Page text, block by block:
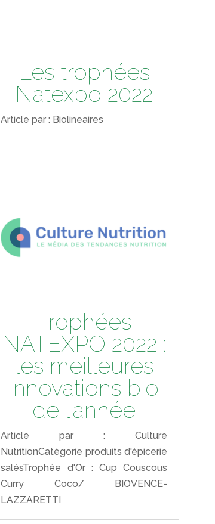
Les trophées
Natexpo 2022
Article par : Biolineaires
Trophées
NATEXPO 2022 :
les meilleures
innovations bio
de l’année
Article par : Culture
NutritionCatégorie produits d'épicerie
salésTrophée d'Or : Cup Couscous
Curry Coco/ BIOVENCE-
LAZZARETTI